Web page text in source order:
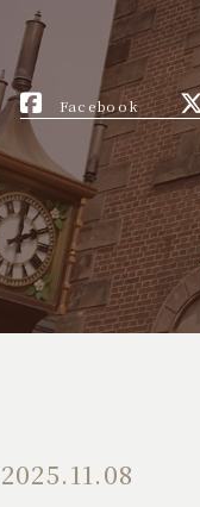
Facebook
2025.11.08